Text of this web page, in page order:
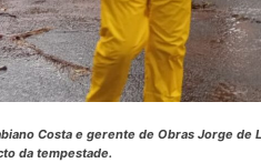
Costa e gerente de Obras Jorge
da tempestade.